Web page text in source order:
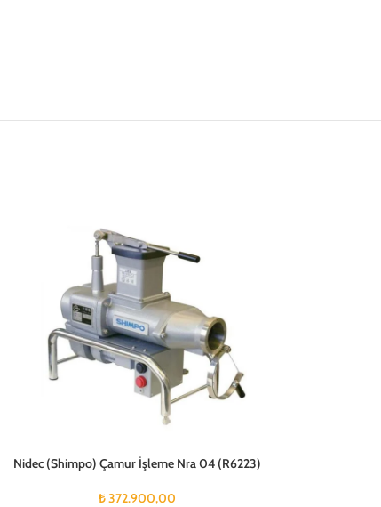
Nidec (Shimpo) Çamur İşleme Nra 04 (R6223)
₺372.900,00